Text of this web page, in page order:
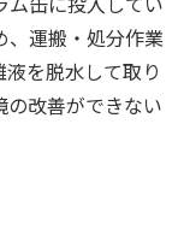
、運搬・処分作業
を脱水して取り
改善ができない